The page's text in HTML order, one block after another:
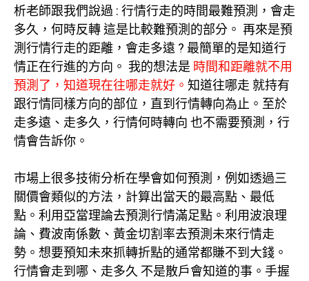
析老師跟我們說過 : 行情行走的時間最難預測，會走
多久，何時反轉 這是比較難預測的部分。 再來是預
測行情行走的距離，會走多遠 ? 最簡單的是知道行
情正在行進的方向。 我的想法是 時間和距離就不用
預測了，知道現在往哪走就好。 知道往哪走 就持有
跟行情同樣方向的部位，直到行情轉向為止。至於
走多遠、走多久，行情何時轉向 也不需要預測，行
情會告訴你。
市場上很多技術分析在學會如何預測，例如透過三
關價會類似的方法，計算出當天的最高點、最低
點。利用亞當理論去預測行情滿足點。利用波浪理
論、費波南係數、黃金切割率去預測未來行情走
勢。想要預知未來抓轉折點的通常都賺不到大錢。
行情會走到哪、走多久 不是散戶會知道的事。手握